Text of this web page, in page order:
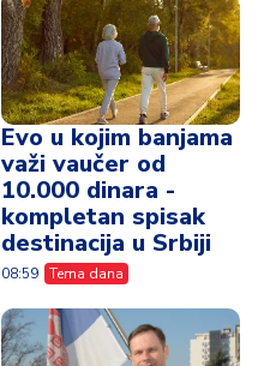
Evo u kojim banjama
važi vaučer od
10.000 dinara -
kompletan spisak
destinacija u Srbiji
08:59 Tema dana